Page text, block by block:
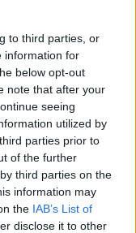
to third parties, or
information for
below opt-out
note that after your
seeing
utilized by
parties prior to
of the further
third parties on the
information may
the IAB’s List of
disclose it to other